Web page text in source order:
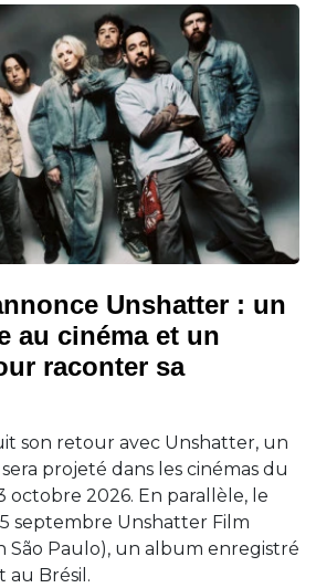
Unshatter : un
au cinéma et un
raconter sa
son retour avec Unshatter, un
projeté dans les cinémas du
octobre 2026. En parallèle, le
septembre Unshatter Film
São Paulo), un album enregistré
au Brésil.